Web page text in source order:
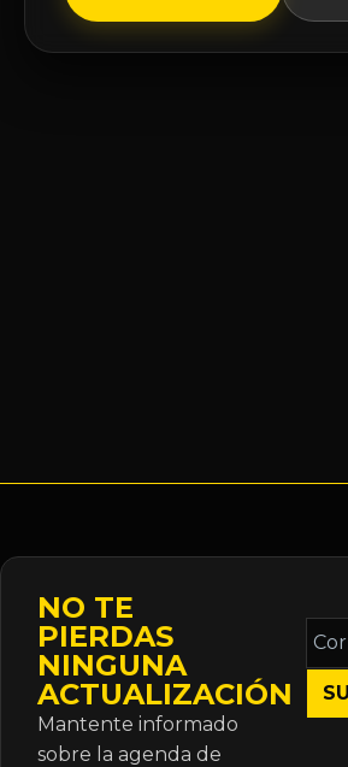
NO TE
PIERDAS
NINGUNA
ACTUALIZACIÓN
Mantente informado
sobre la agenda de
*